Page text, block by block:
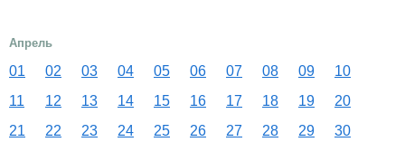
Апрель
01 02 03 04 05 06 07 08 09
10
11
12 13 14 15 16 17 18 19
20
21
22 23 24 25 26 27 28 29 30